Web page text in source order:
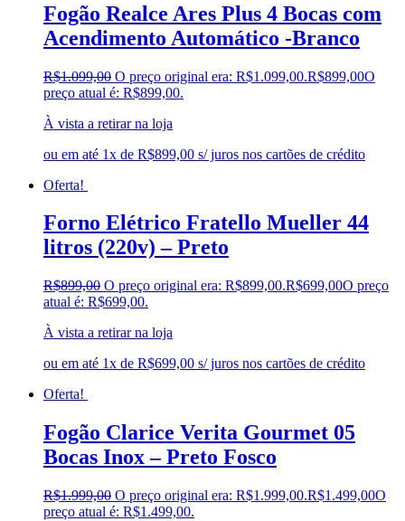
Fogão Realce Ares Plus 4 Bocas com
Acendimento Automático -Branco
R$1.099,00 O preço original era: R$1.099,00.R$899,00O
preço atual é: R$899,00.
À vista a retirar na loja
ou em até 1x de R$899,00 s/ juros nos cartões de crédito
Oferta!
Forno Elétrico Fratello Mueller 44
litros (220v) – Preto
R$899,00 O preço original era: R$899,00.R$699,00O preço
atual é: R$699,00.
À vista a retirar na loja
ou em até 1x de R$699,00 s/ juros nos cartões de crédito
Oferta!
Fogão Clarice Verita Gourmet 05
Bocas Inox – Preto Fosco
R$1.999,00 O preço original era: R$1.999,00.R$1.499,00O
preço atual é: R$1.499,00.